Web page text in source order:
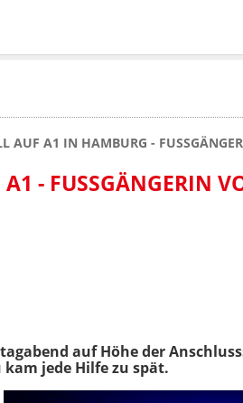
AUF A1 IN HAMBURG -
- FUSSGÄNGERIN
auf Höhe der
jede Hilfe zu spät.